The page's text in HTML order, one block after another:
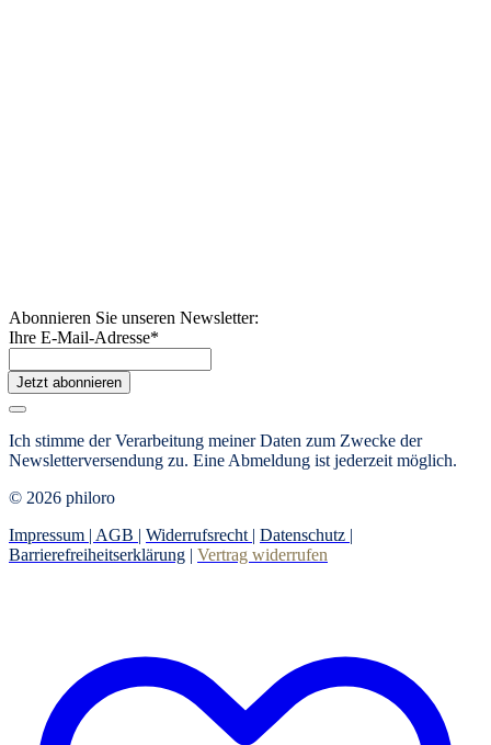
Abonnieren Sie unseren Newsletter:
Ihre E-Mail-Adresse*
Jetzt abonnieren
Ich stimme der Verarbeitung meiner Daten zum Zwecke der
Newsletterversendung zu. Eine Abmeldung ist jederzeit möglich.
© 2026 philoro
Impressum | AGB | Widerrufsrecht | Datenschutz |
Barrierefreiheitserklärung | Vertrag widerrufen